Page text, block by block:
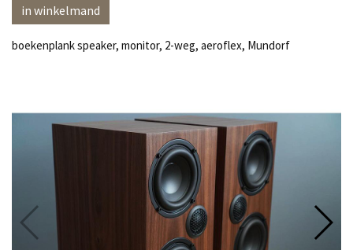
in winkelmand
boekenplank speaker, monitor, 2-weg, aeroflex, Mundorf